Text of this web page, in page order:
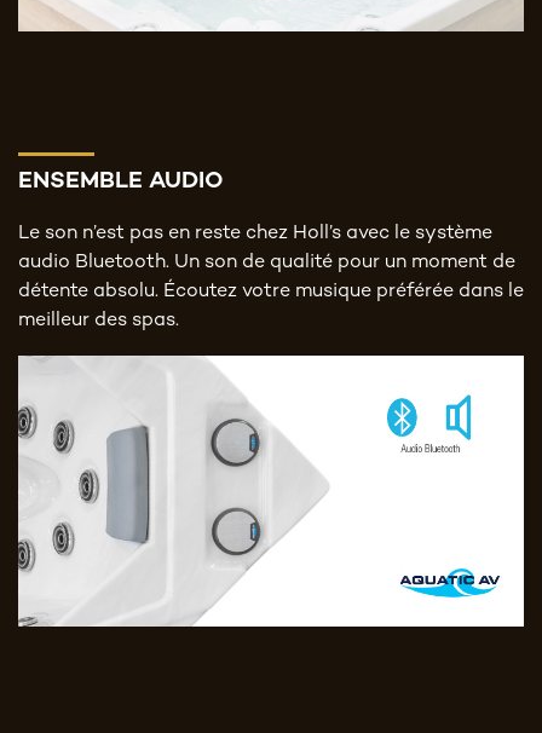
ENSEMBLE AUDIO
Le son n’est pas en reste chez Holl’s avec le système
audio Bluetooth. Un son de qualité pour un moment de
détente absolu. Écoutez votre musique préférée dans le
meilleur des spas.